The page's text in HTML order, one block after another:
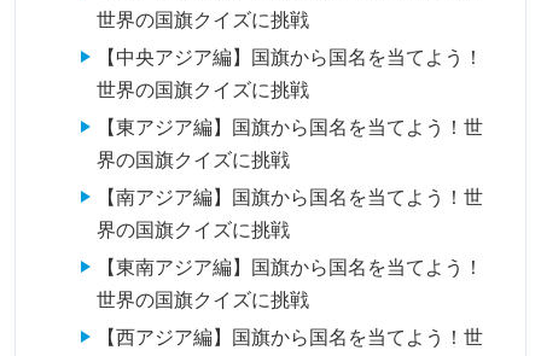
世界の国旗クイズに挑戦
【中央アジア編】国旗から国名を当てよう！
世界の国旗クイズに挑戦
【東アジア編】国旗から国名を当てよう！世
界の国旗クイズに挑戦
【南アジア編】国旗から国名を当てよう！世
界の国旗クイズに挑戦
【東南アジア編】国旗から国名を当てよう！
世界の国旗クイズに挑戦
【西アジア編】国旗から国名を当てよう！世